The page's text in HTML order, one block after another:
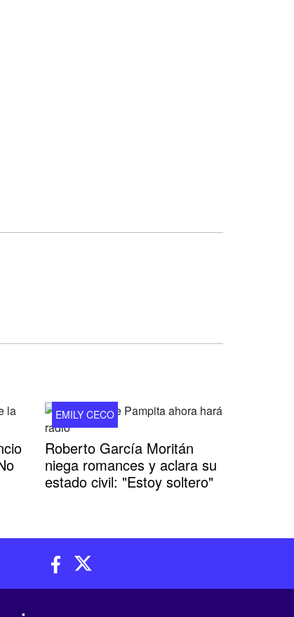
EMILY CECO
Roberto García Moritán
niega romances y aclara su
estado civil: "Estoy soltero"